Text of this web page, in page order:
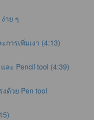
าย ๆ
การเพิ่มเงา (4:13)
ละ Pencil tool (4:39)
ด้วย Pen tool